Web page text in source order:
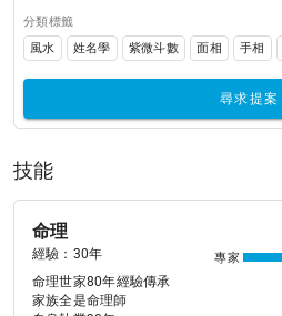
分類標籤
風水
姓名學 紫微斗數 面相 手相
尋求提案
技能
命理
經驗：30年 專家
命理世家80年經驗傳承
家族全是命理師